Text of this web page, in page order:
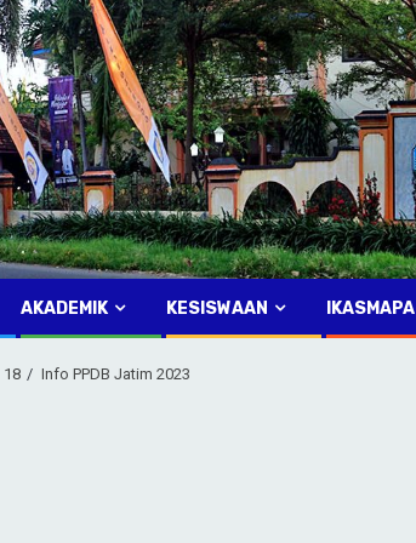
AKADEMIK KESISWAAN IKASMAPA
18 Info PPDB Jatim 2023